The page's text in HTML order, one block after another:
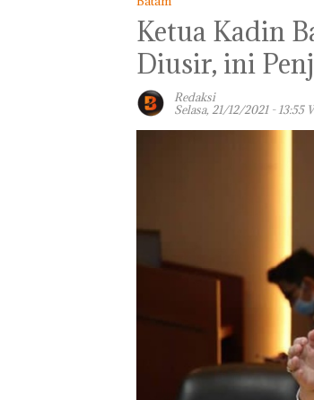
Ketua Kadin
Diusir, ini
Redaksi
Selasa, 21/12/2021 - 13:55